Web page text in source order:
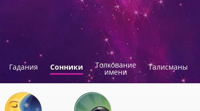
Гадания Сонники Толкование
имени
Талисманы